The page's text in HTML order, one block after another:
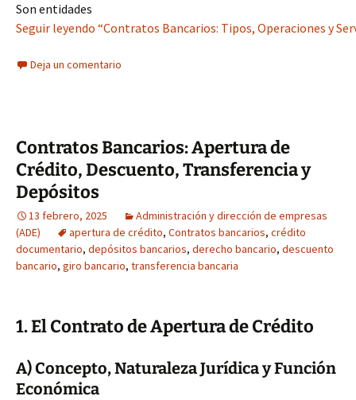
Son entidades
Seguir leyendo “Contratos Bancarios: Tipos, Operaciones y
Deja un comentario
Contratos Bancarios: Apertura de
Crédito, Descuento, Transferencia y
Depósitos
13 febrero, 2025
Administración y dirección de empresas
(ADE)
apertura de crédito, Contratos bancarios, crédito
documentario, depósitos bancarios, derecho bancario, descuento
bancario, giro bancario, transferencia bancaria
1. El Contrato de Apertura de Crédito
A) Concepto, Naturaleza Jurídica y Función
Económica